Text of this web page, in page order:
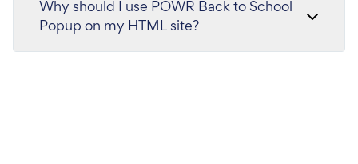
Why should I use POWR Back to School
Popup on my HTML site?